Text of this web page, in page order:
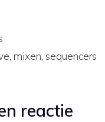
Live.
can
Auto
,mixen ,sequencers
reactie